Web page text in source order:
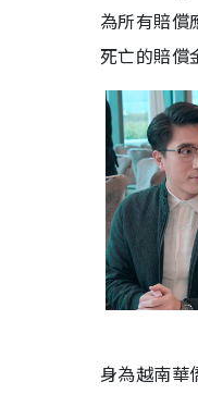
為所有賠償
死亡的賠償
身為越南華